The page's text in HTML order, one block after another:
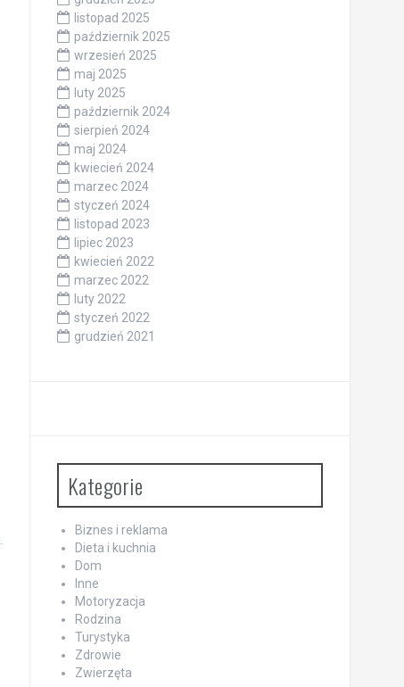
listopad 2025
październik 2025
wrzesień 2025
maj 2025
luty 2025
październik 2024
sierpień 2024
maj 2024
kwiecień 2024
marzec 2024
styczeń 2024
listopad 2023
lipiec 2023
kwiecień 2022
marzec 2022
luty 2022
styczeń 2022
grudzień 2021
Kategorie
Biznes i reklama
Dieta i kuchnia
Dom
Inne
Motoryzacja
Rodzina
Turystyka
Zdrowie
Zwierzęta